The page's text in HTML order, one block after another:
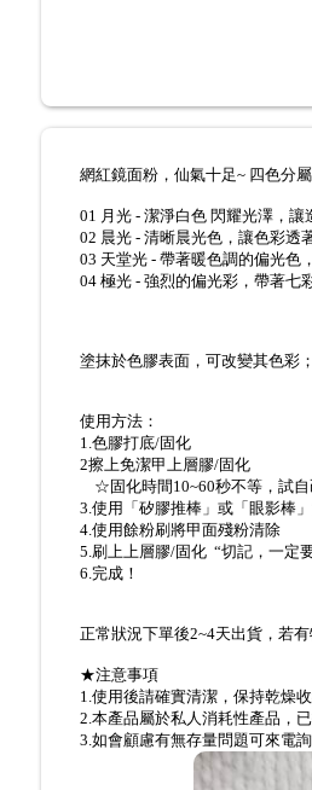
網紅鏡面粉，仙氣十足~ 四色分
01 月光 - 潔淨白色 閃耀光澤，讓
02 晨光 - 清晰晨光色，讓色彩透
03 天堂光 - 帶著暖色調的偏光色
04 極光 - 強烈的偏光彩，帶著七
塗抹於色膠表面，可改變其色彩
使用方法：
1.色膠打底/固化
2擦上免潔甲上層膠/固化
☆固化時間10~60秒不等，試
3.使用「矽膠推棒」或「眼影棒
4.使用餘粉刷將甲面殘粉清除
5.刷上上層膠/固化 “切記，一定
6.完成！
正常狀況下單後2~4天出貨，若
★注意事項
1.使用後請確實清潔，保持乾燥收
2.本產品屬於私人消耗性產品，
3.如會顧慮有無存量問題可來電